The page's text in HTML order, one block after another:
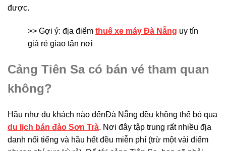
được.
>> Gợi ý: địa điểm thuê xe máy Đà Nẵng uy tín
giá rẻ giao tận nơi
Cảng Tiên Sa có bán vé tham quan
không?
Hầu như du khách nào đếnĐà Nẵng đều không thể bỏ qua
du lịch bán đảo Sơn Trà. Nơi đây tập trung rất nhiều địa
danh nổi tiếng và hầu hết đều miễn phí (trừ một vài điểm